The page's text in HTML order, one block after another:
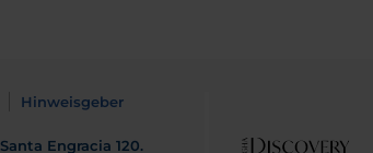
Hinweisgeber
Santa Engracia 120.